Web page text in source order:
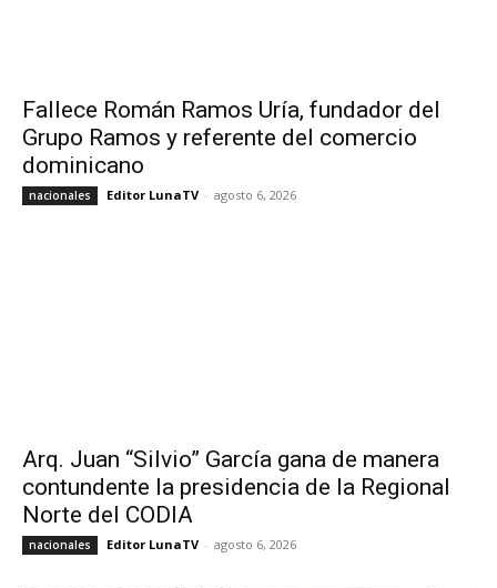
Fallece Román Ramos Uría, fundador del
Grupo Ramos y referente del comercio
dominicano
nacionales Editor LunaTV - agosto 6, 2026
Arq. Juan “Silvio” García gana de manera
contundente la presidencia de la Regional
Norte del CODIA
nacionales Editor LunaTV - agosto 6, 2026